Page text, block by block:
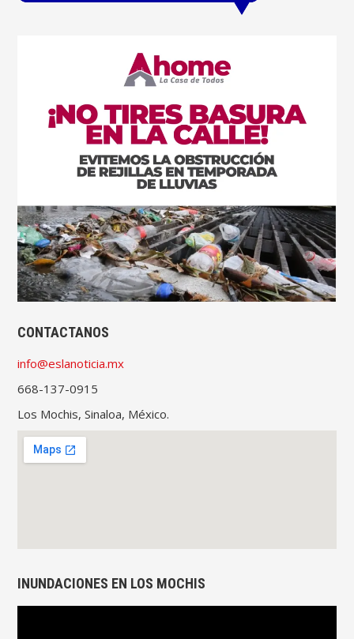
CONTACTANOS
info@eslanoticia.mx
668-137-0915
Los Mochis, Sinaloa, México.
INUNDACIONES EN LOS MOCHIS